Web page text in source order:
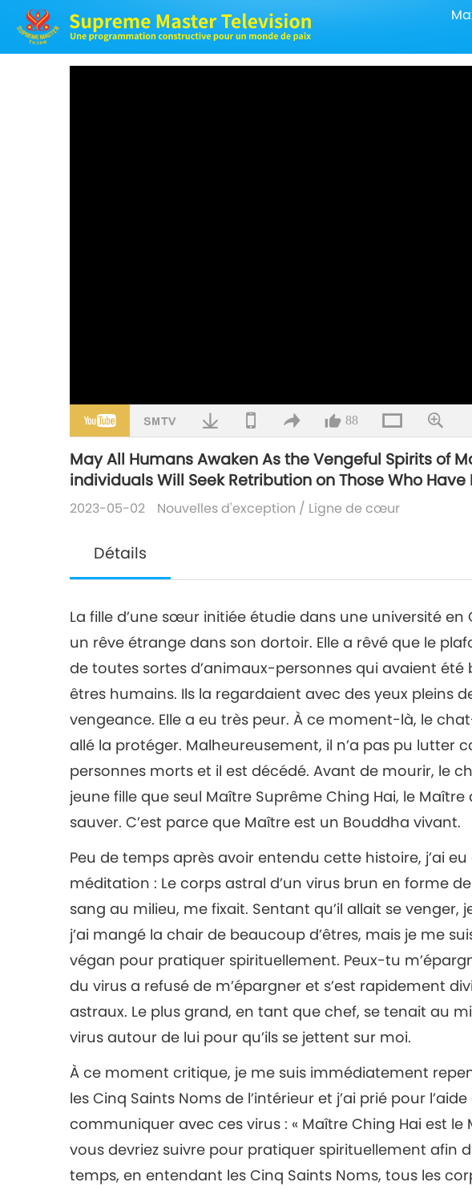
88
May All Humans Awaken As the Vengeful Spirits of
individuals Will Seek Retribution on Those Who
2023-05-02 Nouvelles d'exception / Ligne de cœur
Détails
La fille d’une sœur initiée étudie dans une université en
un rêve étrange dans son dortoir. Elle a rêvé que le
de toutes sortes d’animaux-personnes qui avaient
êtres humains. Ils la regardaient avec des yeux pleins
vengeance. Elle a eu très peur. À ce moment-là, le
allé la protéger. Malheureusement, il n’a pas pu lutter
personnes morts et il est décédé. Avant de mourir, le
jeune fille que seul Maître Suprême Ching Hai, le
sauver. C’est parce que Maître est un Bouddha vivant.
Peu de temps après avoir entendu cette histoire, j’ai
méditation : Le corps astral d’un virus brun en forme
sang au milieu, me fixait. Sentant qu’il allait se venger,
j’ai mangé la chair de beaucoup d’êtres, mais je me
végan pour pratiquer spirituellement. Peux-tu
du virus a refusé de m’épargner et s’est rapidement
astraux. Le plus grand, en tant que chef, se tenait au
virus autour de lui pour qu’ils se jettent sur moi.
À ce moment critique, je me suis immédiatement
les Cinq Saints Noms de l’intérieur et j’ai prié pour
communiquer avec ces virus : « Maître Ching Hai est
vous devriez suivre pour pratiquer spirituellement afin
temps, en entendant les Cinq Saints Noms, tous les